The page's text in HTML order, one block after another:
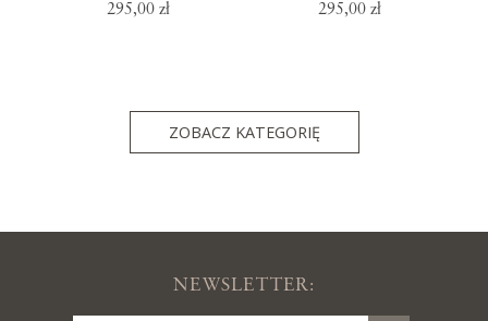
295,00 zł 295,00 zł
ZOBACZ KATEGORIĘ
NEWSLETTER: